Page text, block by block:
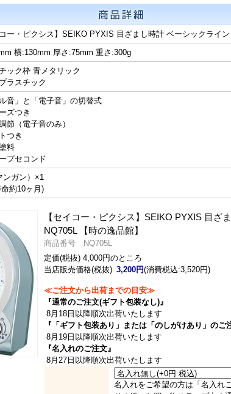
コー・ピクシス】SEIKO PYXIS 目ざまし時計 ベーシックライン
横:130mm 厚さ:75mm 重さ:300g
ック枠 青メタリック
ラスチック
音」と「電子音」の切替式
ズつき
節（電子音のみ）
つき
料
プセコンド
ンガン）×1
約10ヶ月)
【セイコー・ピクシス】SEIKO PYXIS 目ざ
NQ705L 【時の逸品館】
商品番号 NQ705L
定価(税抜) 4,000円のところ
当店販売価格(税抜) 3,200円(消費税込:3,520円)
≪ご注文から出荷までの目安≫
『通常のご注文(ギフト包装なし)』
8月18日以降順次出荷いたします
『「ギフト包装あり」または「のしがけあり」のご
8月19日以降順次出荷いたします
『名入れのご注文』
8月27日以降順次出荷いたします
名入れをご希望の方は「名入れ